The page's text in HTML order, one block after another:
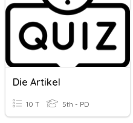
Die Artikel
10 T 5th - PD